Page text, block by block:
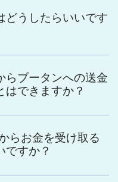
どうしたらいいです
らブータンへの送金
はできますか？
らお金を受け取る
ですか？